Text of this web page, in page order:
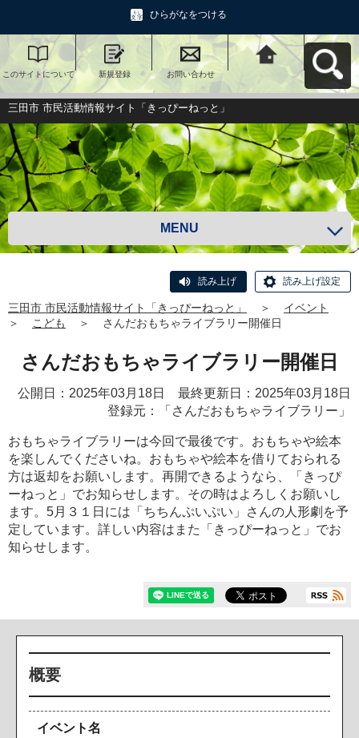
ひらがなをつける
このサイトについて 新規登録 お問い合わせ
三田市 市民活動情報
サイト「きっぴーね
っと」へ戻る
三田市 市民活動情報サイト「きっぴーねっと」
MENU
読み上げ 読み上げ設定
三田市 市民活動情報サイト「きっぴーねっと」 ＞
イベント
＞
こども ＞ さんだおもちゃライブラリー開催日
さんだおもちゃライブラリー開催日
公開日：2025年03月18日 最終更新日：2025年03月18日
登録元：「さんだおもちゃライブラリー」
おもちゃライブラリーは今回で最後です。おもちゃや絵本
を楽しんでくださいね。おもちゃや絵本を借りておられる
方は返却をお願いします。再開できるようなら、「きっぴ
ーねっと」でお知らせします。その時はよろしくお願いし
ます。5月３１日には「ちちんぷいぷい」さんの人形劇を予
定しています。詳しい内容はまた「きっぴーねっと」でお
知らせします。
概要
イベント名